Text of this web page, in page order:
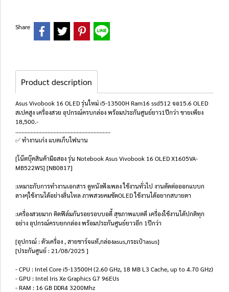
Share
Product description
Asus Vivobook 16 OLED รุ่นใหม่ i5-13500H Ram16 ssd512 จอ15.6 OLED
สเปคสูง เครื่องสวย อุปกรณ์ครบกล่อง พร้อมประกันศูนย์ยาว1ปีกว่า ขายเพียง
18,500.-
..............................................................
✅ ทำงานเก่ง แบตเก็บไฟนาน
[โน๊ตบุ๊คสินค้ามือสอง รุ่น Notebook Asus Vivobook 16 OLED X1605VA-
MB522WS] [NB0817]
:เหมาะกับการทำงานเอกสาร ดูหนังฟังเพลง ใช้งานทั่วไป งานตัดต่อออกแบบก
ลางๆใช้งานได้อย่างลื่นไหล ภาพสวยคมชัดOLED ใช้งานได้อยากสบายตา
:เครื่องสวยมาก ติดฟิล์มกันรอยรอบบอดี้ สุขภาพแบตดี เครื่องใช้งานได้ปกติทุก
อย่าง อุปกรณ์ครบยกกล่อง พร้อมประกันศูนย์ยาวอีก 1ปีกว่า
[อุปกรณ์ : ตัวเครื่อง , สายชาร์จแท้,กล่องasus,กระเป๋าasus]
[ประกันศูนย์ : 21/08/2025 ]
- CPU : Intel Core i5-13500H (2.60 GHz, 18 MB L3 Cache, up to 4.70 GHz)
- GPU : Intel Iris Xe Graphics G7 96EUs
- RAM : 16 GB DDR4 3200Mhz